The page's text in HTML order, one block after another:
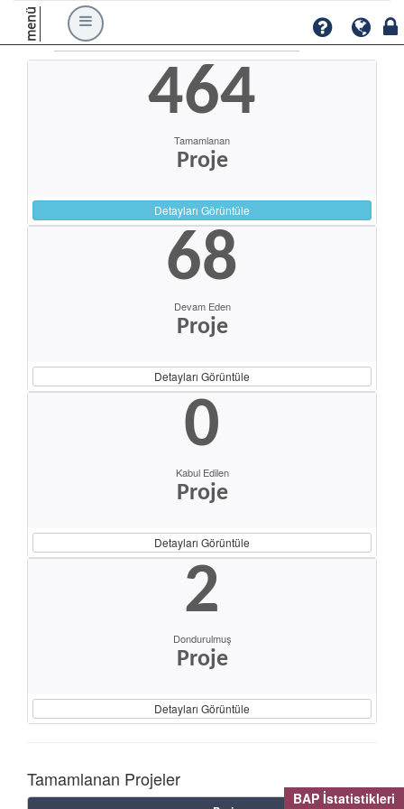
BAP İstatistikleri
menü
464
Tamamlanan
Proje
Detayları Görüntüle
68
Devam Eden
Proje
Detayları Görüntüle
0
Kabul Edilen
Proje
Detayları Görüntüle
2
Dondurulmuş
Proje
Detayları Görüntüle
Tamamlanan Projeler